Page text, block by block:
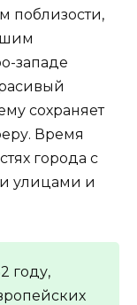
поблизости,
западе
сохраняет
Время
города с
улицами и
году,